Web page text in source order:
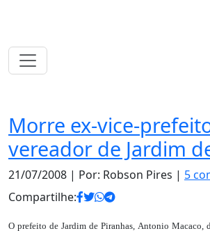
Morre ex-vice-
vereador de Jardim
21/07/2008 | Por: Robson Pires | 5
Compartilhe:
O prefeito de Jardim de Piranhas, Antonio Macaco,